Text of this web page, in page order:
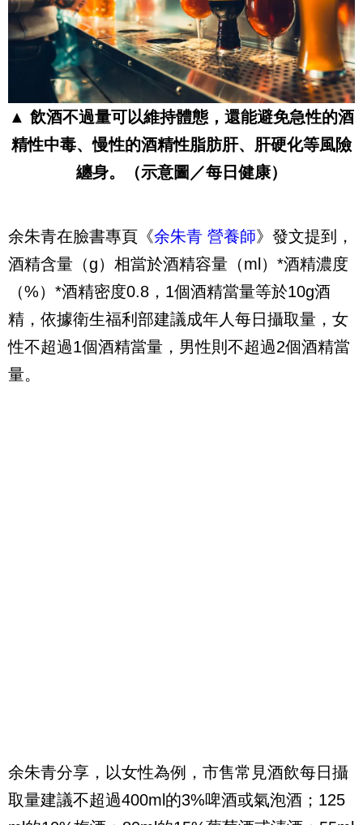
▲ 飲酒不過量可以維持體態，還能避免急性的酒
精性中毒、慢性的酒精性脂肪肝、肝硬化等風險
纏身。（示意圖／每日健康）
余朱青在臉書專頁《余朱青 營養師》發文提到，
酒精含量（g）相當於酒精容量（ml）*酒精濃度
（%）*酒精密度0.8，1個酒精當量等於10g酒
精，依據衛生福利部建議成年人每日攝取量，女
性不超過1個酒精當量，男性則不超過2個酒精當
量。
余朱青分享，以女性為例，市售常見酒飲每日攝
取量建議不超過400ml的3%啤酒或氣泡酒；125